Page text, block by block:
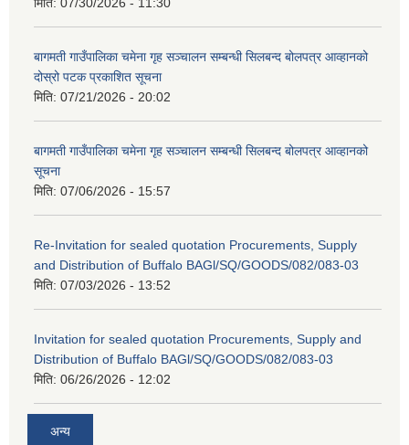
मिति: 07/30/2026 - 11:30
बागमती गाउँपालिका चमेना गृह सञ्चालन सम्बन्धी सिलबन्द बोलपत्र आव्हानको
दोस्रो पटक प्रकाशित सूचना
मिति: 07/21/2026 - 20:02
बागमती गाउँपालिका चमेना गृह सञ्चालन सम्बन्धी सिलबन्द बोलपत्र आव्हानको
सूचना
मिति: 07/06/2026 - 15:57
Re-Invitation for sealed quotation Procurements, Supply
and Distribution of Buffalo BAGl/SQ/GOODS/082/083-03
मिति: 07/03/2026 - 13:52
Invitation for sealed quotation Procurements, Supply and
Distribution of Buffalo BAGl/SQ/GOODS/082/083-03
मिति: 06/26/2026 - 12:02
अन्य